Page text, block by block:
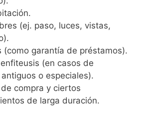
(ej. paso, luces, vistas,
(como garantía de préstamos).
(en casos de
o especiales).
compra y ciertos
de larga duración.